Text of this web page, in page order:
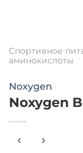
Спортивное
аминокислоты
Noxygen
Noxygen